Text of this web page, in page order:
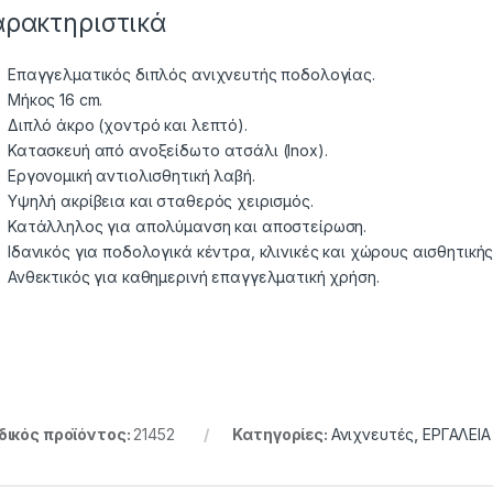
Επαγγελματικός διπλός ανιχνευτής ποδολογίας.
Μήκος 16 cm.
Διπλό άκρο (χοντρό και λεπτό).
Κατασκευή από ανοξείδωτο ατσάλι (Inox).
Εργονομική αντιολισθητική λαβή.
Υψηλή ακρίβεια και σταθερός χειρισμός.
Κατάλληλος για απολύμανση και αποστείρωση.
Ιδανικός για ποδολογικά κέντρα, κλινικές και χώρους
Ανθεκτικός για καθημερινή επαγγελματική χρήση.
προϊόντος: 21452 Κατηγορίες: Ανιχνευτές ,ΕΡΓΑΛΕΙΑ